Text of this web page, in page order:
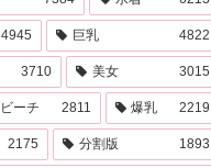
4945 巨乳 4822
3710 美女 3015
ビーチ 2811 爆乳 2219
2175 分割版 1893